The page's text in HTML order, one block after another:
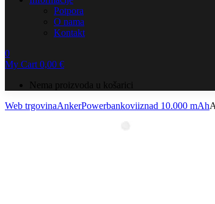
Potpora
O nama
Kontakt
0
My Cart0,00 €
Nema proizvoda u košarici
Web trgovinaAnkerPowerbankoviiznad 10.000 mAh